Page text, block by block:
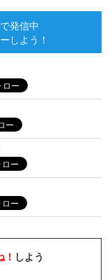
発信中
しよう！
！ しよう